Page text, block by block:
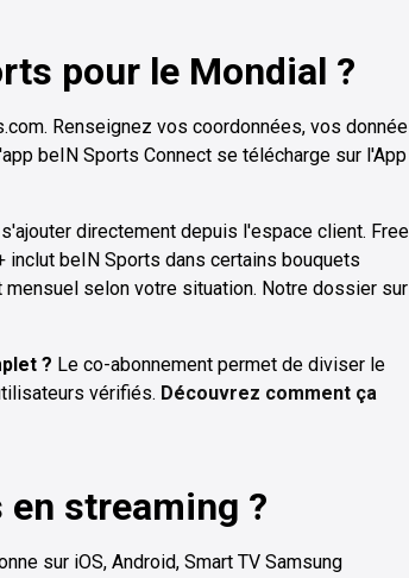
pour le Mondial ?
Renseignez vos coordonnées, vos
beIN Sports Connect se télécharge sur l'App
directement depuis l'espace client. Free
inclut beIN Sports dans certains bouquets
selon votre situation. Notre dossier sur
? Le co-abonnement permet de diviser le
vérifiés. Découvrez comment ça
streaming ?
sur iOS, Android, Smart TV Samsung